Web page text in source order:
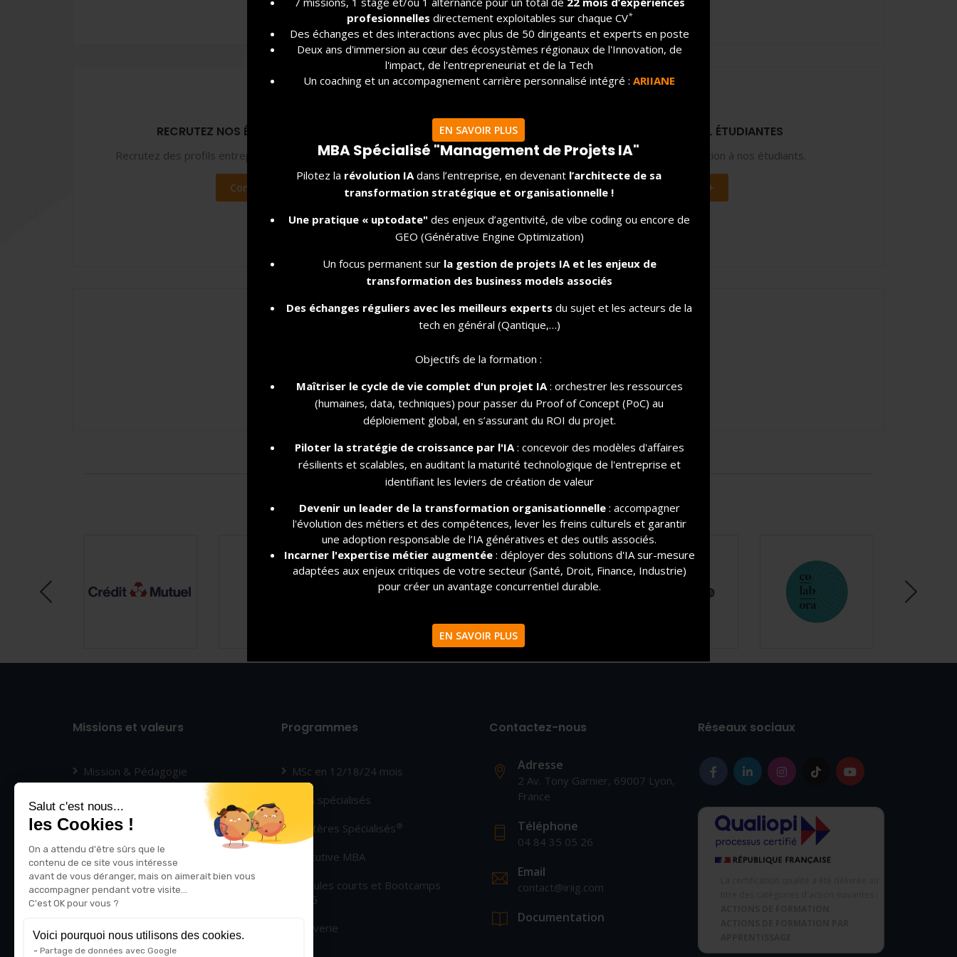
profesionnelles directement exploitables sur chaque CV*
Des échanges et des interactions avec plus de 50 dirigeants et experts en poste
Deux ans d'immersion au cœur des écosystèmes régionaux de l'Innovation, de
l'impact, de l'entrepreneuriat et de la Tech
Un coaching et un accompagnement carrière personnalisé intégré : ARIIANE
EN SAVOIR PLUS
MBA Spécialisé "Management de Projets IA"
Pilotez la révolution IAdans l’entreprise, en devenant l’architecte de sa
transformation stratégique et organisationnelle !
Une pratique « uptodate" des enjeux d’agentivité, de vibe coding ou encore de
GEO (Générative Engine Optimization)
Un focus permanent sur la gestion de projets IA et les enjeux de
transformation des business models associés
Des échanges réguliers avec les meilleurs experts du sujet et les acteurs de la
tech en général (Qantique,…)
Objectifs de la formation :
Maîtriser le cycle de vie complet d'un projet IA: orchestrer les ressources
(humaines, data, techniques) pour passer du Proof of Concept (PoC) au
déploiement global, en s’assurant du ROI du projet.
Piloter la stratégie de croissance par l'IA: concevoir des modèles d'affaires
résilients et scalables, en auditant la maturité technologique de l'entreprise et
identifiant les leviers de création de valeur
Devenir un leader de la transformation organisationnelle: accompagner
l'évolution des métiers et des compétences, lever les freins culturels et garantir
une adoption responsable de l’IA génératives et des outils associés.
Incarner l'expertise métier augmentée: déployer des solutions d'IA sur-mesure
adaptées aux enjeux critiques de votre secteur (Santé, Droit, Finance, Industrie)
pour créer un avantage concurrentiel durable.
EN SAVOIR PLUS
Salut c'est nous...
les Cookies !
On a attendu d'être sûrs que le
contenu de ce site vous intéresse
avant de vous déranger, mais on aimerait bien vous
accompagner pendant votre visite...
C'est OK pour vous ?
Voici pourquoi nous utilisons des cookies.
Partage de données avec Google
RECRUTEZ NOS ÉTUDIANTS OU DIPLÔMÉS
Recrutez des profils entrepreneuriaux (stage, alternance, CDI).
Contactez-nous
MISSIONS DE CONSEIL ÉTUDIANTES
Confiez vos projets d’innovation à nos étudiants.
En savoir +
DÉCOUVREZ NOS 3 PARCOURS EXECUTIVE MBA
En savoir +
IRIIG EST MEMBRE ET PARTENAIRE DE
Missions et valeurs
Mission & Pédagogie
Diversité & Inclusion
Qui sommes-nous ?
Nous rejoindre
Programmes
MSc en 12/18/24 mois
MBA spécialisés
Mastères Spécialisés®
Executive MBA
Modules courts et Bootcamps
IRIIG
Innoverie
Contactez-nous
Adresse
2 Av. Tony Garnier, 69007 Lyon,
France
Téléphone
04 84 35 05 26
Email
contact@iriig.com
Documentation
Réseaux sociaux